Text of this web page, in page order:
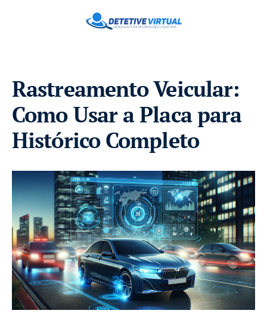
Rastreamento Veicular:
Como Usar a Placa para
Histórico Completo